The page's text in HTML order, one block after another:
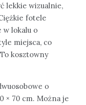
lekkie wizualnie,
fotele
w lokalu o
miejsca, co
kosztowny
o
× 70 cm. Można je